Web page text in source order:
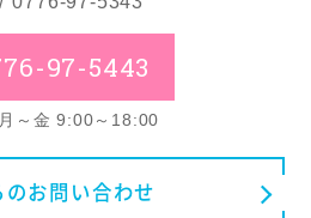
97-5443
～金 9:00～18:00
のお問い合わせ